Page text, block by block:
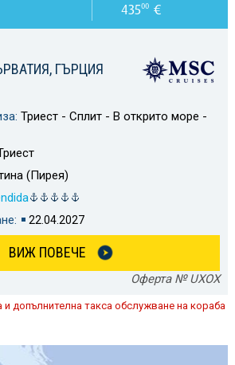
ГЪРЦИЯ
Триест - Сплит - В открито море -
(Пирея)
22.04.2027
ВИЖ ПОВЕЧЕ
Оферта № UXOX
43500 €
допълнителна такса обслужване на кораба